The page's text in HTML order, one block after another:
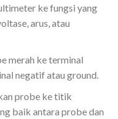
ke fungsi yang
arus, atau
merah ke terminal
negatif atau ground.
probe ke titik
baik antara probe dan